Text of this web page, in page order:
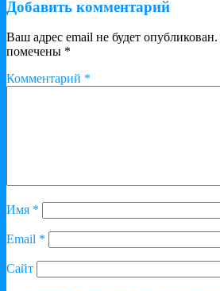
Добавить комментарий
Ваш адрес email не будет опубликован.
помечены *
Комментарий *
Имя *
Email *
Сайт